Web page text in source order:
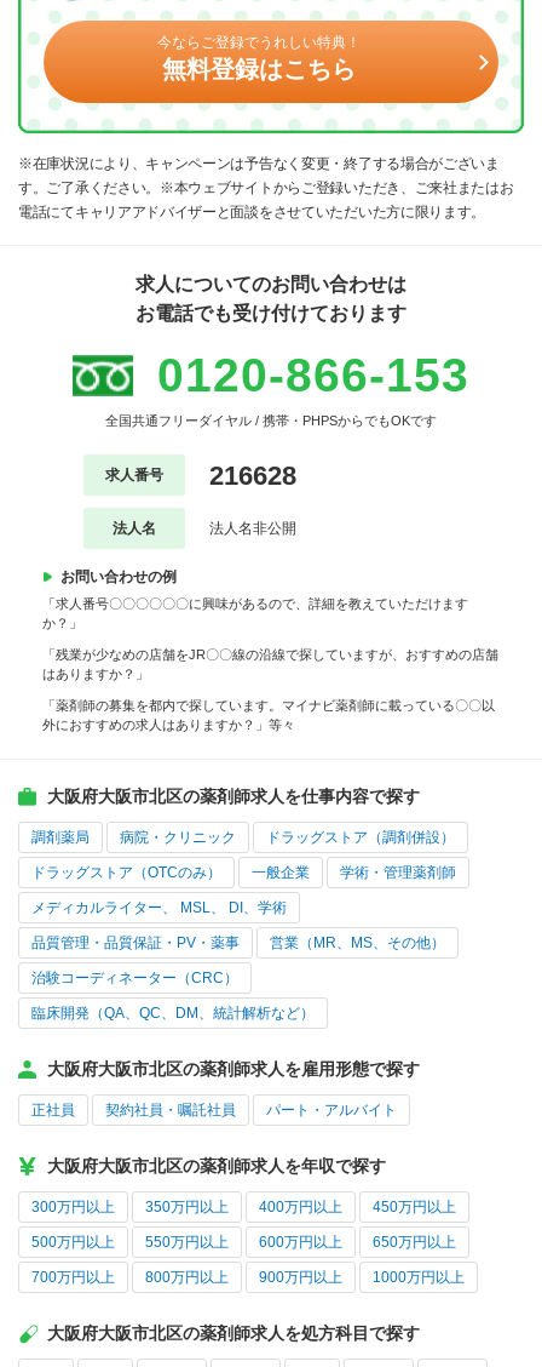
今ならご登録でうれしい特典！
無料登録はこちら
※在庫状況により、キャンペーンは予告なく変更・終了する場合がございま
す。ご了承ください。※本ウェブサイトからご登録いただき、ご来社またはお
電話にてキャリアアドバイザーと面談をさせていただいた方に限ります。
求人についてのお問い合わせは
お電話でも受け付けております
0120-866-153
全国共通フリーダイヤル / 携帯・PHPSからでもOKです
求人番号 216628
法人名 法人名非公開
お問い合わせの例
「求人番号〇〇〇〇〇〇に興味があるので、詳細を教えていただけます
か？」
「残業が少なめの店舗をJR〇〇線の沿線で探していますが、おすすめの店舗
はありますか？」
「薬剤師の募集を都内で探しています。マイナビ薬剤師に載っている〇〇以
外におすすめの求人はありますか？」等々
大阪府大阪市北区の薬剤師求人を仕事内容で探す
調剤薬局 病院・クリニック ドラッグストア（調剤併設）
ドラッグストア（OTCのみ） 一般企業 学術・管理薬剤師
メディカルライター、 MSL、 DI、学術
品質管理・品質保証・PV・薬事 営業（MR、MS、その他）
治験コーディネーター（CRC）
臨床開発（QA、QC、DM、統計解析など）
大阪府大阪市北区の薬剤師求人を雇用形態で探す
正社員 契約社員・嘱託社員 パート・アルバイト
大阪府大阪市北区の薬剤師求人を年収で探す
300万円以上 350万円以上 400万円以上 450万円以上
500万円以上 550万円以上 600万円以上 650万円以上
700万円以上 800万円以上 900万円以上 1000万円以上
大阪府大阪市北区の薬剤師求人を処方科目で探す